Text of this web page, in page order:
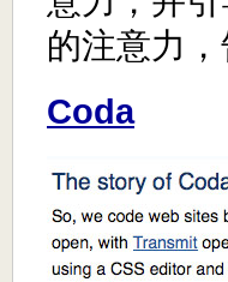
的注意力
Coda